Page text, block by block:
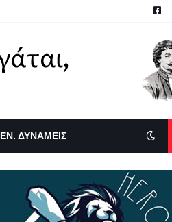
ΕΝ. ΔΥΝΑΜΕΙΣ